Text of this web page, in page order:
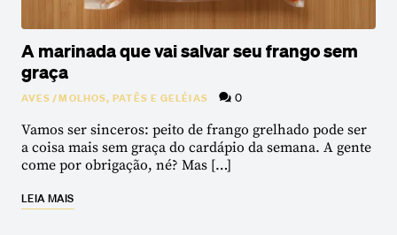
A marinada que vai salvar seu frango sem
graça
AVES/MOLHOS, PATÊS E GELÉIAS 0
Vamos ser sinceros: peito de frango grelhado pode ser
a coisa mais sem graça do cardápio da semana. A gente
come por obrigação, né? Mas […]
LEIA MAIS